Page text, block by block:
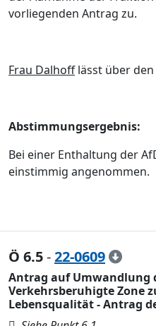
vorliegenden Antrag zu.
Frau Dalhofflässt über
Abstimmungsergebnis:
Bei einer Enthaltung der
einstimmig angenommen.
Ö 6.5-22-0609
Antrag auf Umwandlung
Verkehrsberuhigte Zone
Lebensqualität - Antrag